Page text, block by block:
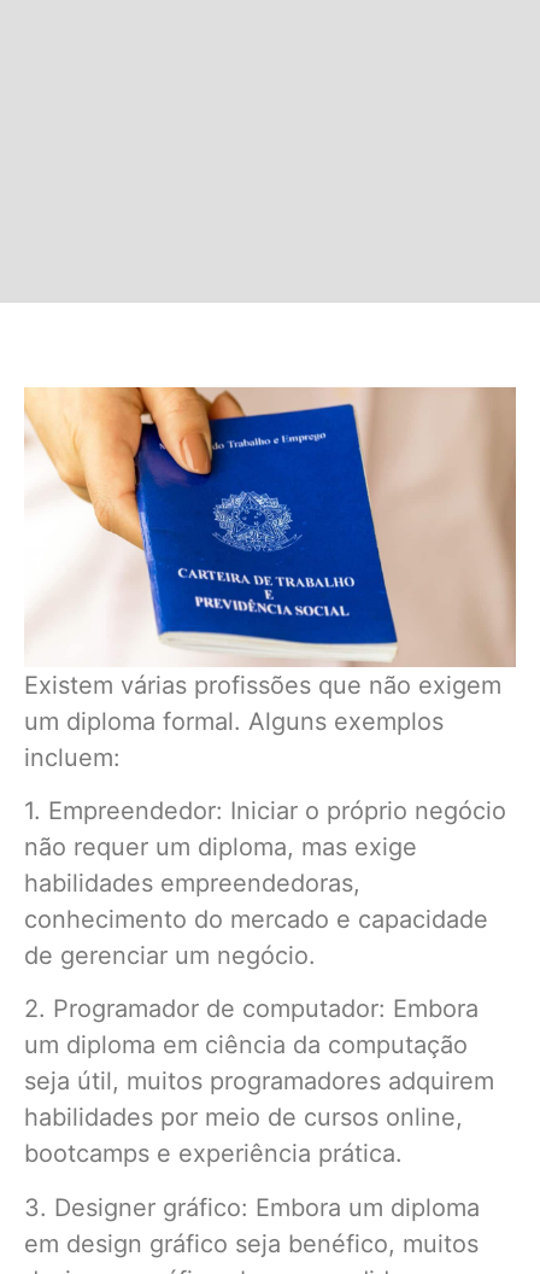
Existem várias profissões que não exigem
um diploma formal. Alguns exemplos
incluem:
1. Empreendedor: Iniciar o próprio negócio
não requer um diploma, mas exige
habilidades empreendedoras,
conhecimento do mercado e capacidade
de gerenciar um negócio.
2. Programador de computador: Embora
um diploma em ciência da computação
seja útil, muitos programadores adquirem
habilidades por meio de cursos online,
bootcamps e experiência prática.
3. Designer gráfico: Embora um diploma
em design gráfico seja benéfico, muitos